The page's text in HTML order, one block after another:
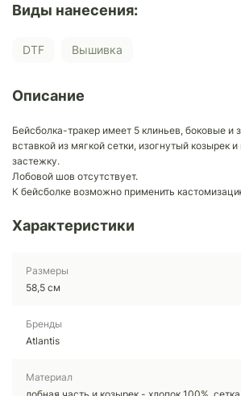
Виды нанесения:
DTF Вышивка
Описание
Бейсболка-тракер имеет 5 клиньев, боковые и
вставкой из мягкой сетки, изогнутый козырек
застежку.
Лобовой шов отсутствует.
К бейсболке возможно применить
Характеристики
Размеры
58,5 см
Бренды
Atlantis
Материал